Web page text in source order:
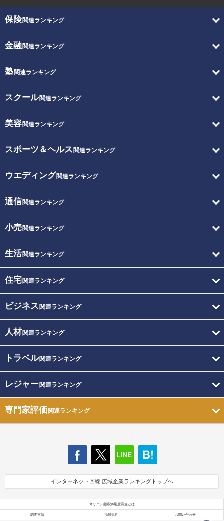
保険関連ランキング
金融関連ランキング
塾関連ランキング
スクール関連ランキング
美容関連ランキング
スポーツ＆ヘルス 関連ランキング
ウエディング関連ランキング
通信関連ランキング
小売関連ランキング
生活関連ランキング
住宅関連ランキング
ビジネス 関連ランキング
人材関連ランキング
トラベル関連ランキング
レジャー関連ランキング
専門家評価関連ランキング
インターネット回線 広域企業ランキングトップへ
オリコン顧客満足度調査とは
調査方法 掲載規約 お問い合わせ